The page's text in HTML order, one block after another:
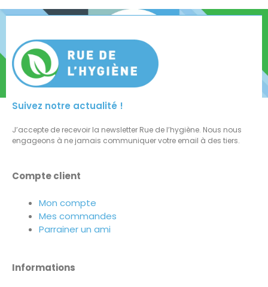
Suivez notre actualité !
J’accepte de recevoir la newsletter Rue de l’hygiène. Nous nous
engageons à ne jamais communiquer votre email à des tiers.
Compte client
Mon compte
Mes commandes
Parrainer un ami
Informations